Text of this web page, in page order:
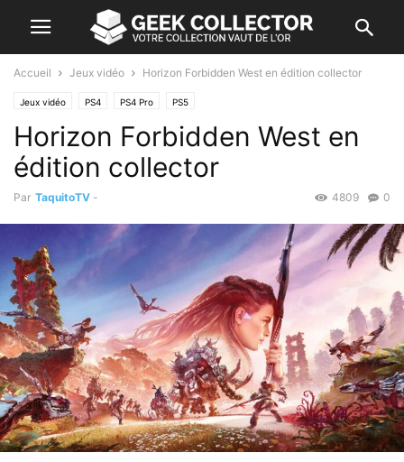
Accueil Jeux vidéo Horizon Forbidden West en édition collector
Jeux vidéo PS4 PS4 Pro PS5
Horizon Forbidden West en
édition collector
Par TaquitoTV - 0
4809